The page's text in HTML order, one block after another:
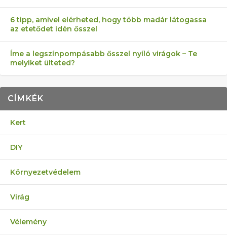
6 tipp, amivel elérheted, hogy több madár látogassa
az etetődet idén ősszel
Íme a legszínpompásabb ősszel nyíló virágok – Te
melyiket ülteted?
CÍMKÉK
Kert
DIY
Környezetvédelem
Virág
Vélemény